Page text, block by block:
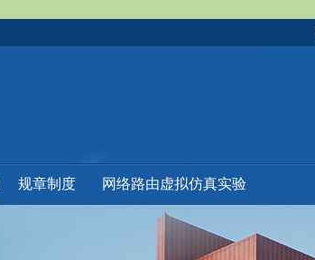
规章制度 网络路由虚拟仿真实验